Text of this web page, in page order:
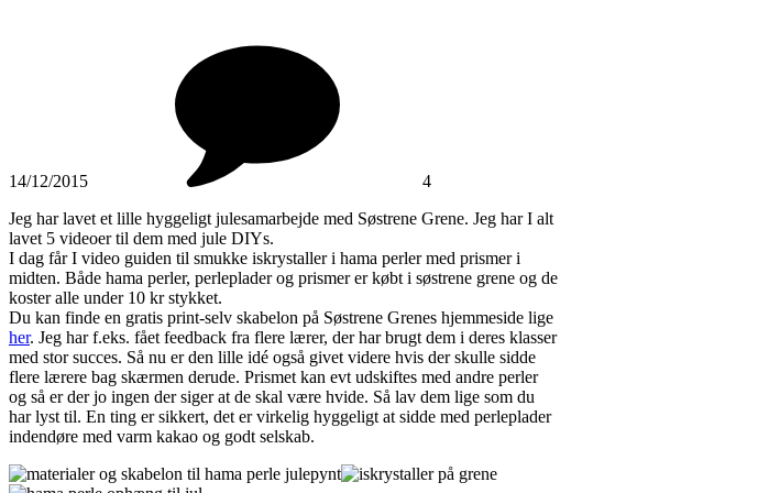
14/12/2015
4
Jeg har lavet et lille hyggeligt julesamarbejde med Søstrene Grene. Jeg har I alt
lavet 5 videoer til dem med jule DIYs.
I dag får I video guiden til smukke iskrystaller i hama perler med prismer i
midten. Både hama perler, perleplader og prismer er købt i søstrene grene og de
koster alle under 10 kr stykket.
Du kan finde en gratis print-selv skabelon på Søstrene Grenes hjemmeside lige
her. Jeg har f.eks. fået feedback fra flere lærer, der har brugt dem i deres klasser
med stor succes. Så nu er den lille idé også givet videre hvis der skulle sidde
flere lærere bag skærmen derude. Prismet kan evt udskiftes med andre perler
og så er der jo ingen der siger at de skal være hvide. Så lav dem lige som du
har lyst til. En ting er sikkert, det er virkelig hyggeligt at sidde med perleplader
indendøre med varm kakao og godt selskab.